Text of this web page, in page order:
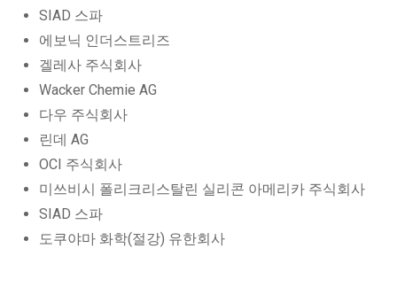
SIAD 스파
에보닉 인더스트리즈
겔레사 주식회사
Wacker Chemie AG
다우 주식회사
린데 AG
OCI 주식회사
미쓰비시 폴리크리스탈린 실리콘 아메리카 주식회사
SIAD 스파
도쿠야마 화학(절강) 유한회사